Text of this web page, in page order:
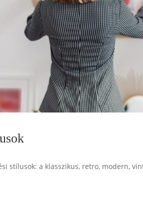
stílusok: a klasszikus, retro, modern,